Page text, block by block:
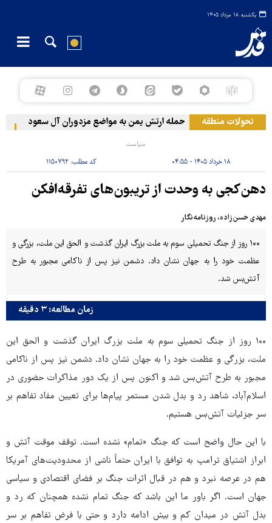
یکشنبه ۱۸ مرداد ۱۴۰۵
تحولات منطقه حمله ارتش یمن به مواضع مزدوران آل سعود
سیاست
۱۸ خرداد ۱۴۰۵ - ۰۴:۵۵ کد مطلب:۱۱۵۰۷۹۲
دهن‌کجی به وحدت از تریبون‌های تفرقه‌افکن
مهدی حسن‌زاده، روزنامه‌نگار
۱۰۰ روز از جنگ تحمیلی سوم به ملت بزرگ ایران گذشت و الحق این ملت، بزرگی و
عظمت خود را به جهان نشان داد. دشمن نیز پس از ناکامی مجبور به طرح
آتش‌بس شد.
زمان مطالعه: ۳ دقیقه
۱۰۰ روز از جنگ تحمیلی سوم به ملت بزرگ ایران گذشت و الحق این
ملت، بزرگی و عظمت خود را به جهان نشان داد. دشمن نیز پس از ناکامی
مجبور به طرح آتش‌بس شد و اکنون پس از یک دور مذاکرات حضوری در
اسلام‌آباد، شاهد رد و بدل شدن مستمر پیام‌ها برای تعیین مفاد تفاهم بر
سر جزئیات آتش‌بس هستیم.
با این حال واضح است که جنگ «تمام» نشده است. توقف موقت آتش و
ابراز اشتیاق ترامپ به توافق با ایران حتماً ناشی از محدودیت‌های آمریکا
هم در عرصه نبرد و هم در قبال اثرات جنگ بر فضای اقتصادی و سیاسی
جهان است. اگر باور ما این باشد که جنگ تمام نشده همچنان که رد و
بدل آتش در میدان کم و بیش ادامه دارد و حتی با فرض تفاهم بر سر